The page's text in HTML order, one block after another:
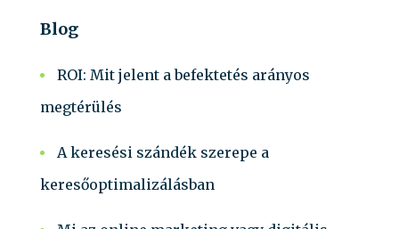
Blog
ROI: Mit jelent a befektetés arányos
megtérülés
A keresési szándék szerepe a
keresőoptimalizálásban